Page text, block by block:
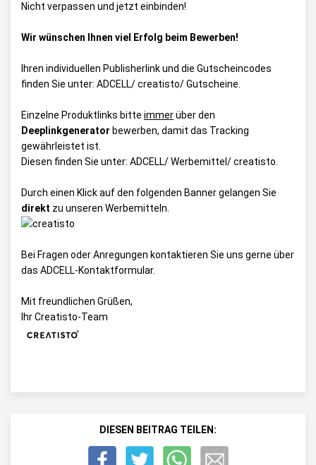
Nicht verpassen und jetzt einbinden!
Wir wünschen Ihnen viel Erfolg beim Bewerben!
Ihren individuellen Publisherlink und die Gutscheincodes
finden Sie unter: ADCELL/ creatisto/ Gutscheine
Einzelne Produktlinks bitte immerüber den
Deeplinkgenerator bewerben, damit das Tracking
gewährleistet ist.
Diesen finden Sie unter: ADCELL/ Werbemittel/ creatisto
Durch einen Klick auf den folgenden Banner gelangen Sie
direkt zu unseren Werbemitteln.
Bei Fragen oder Anregungen kontaktieren Sie uns gerne über
das ADCELL-Kontaktformular.
Mit freundlichen Grüßen,
Ihr Creatisto-Team
DIESEN BEITRAG TEILEN: